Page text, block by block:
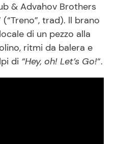
& Advahov Brothers
trad). ll brano
di un pezzo alla
ritmi da balera e
di “Hey, oh! Let’s Go!“.